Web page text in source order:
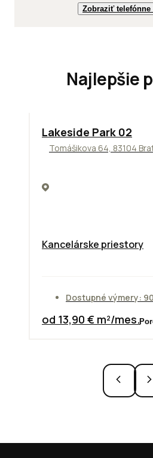
Zobraziť
Najlepšie
ODPORÚČAME
Lakeside Park 02
Tomášikova 64, 83104
Kancelárske priestory
Dostupné výmery: 90
od 13,90 € m²/mes.